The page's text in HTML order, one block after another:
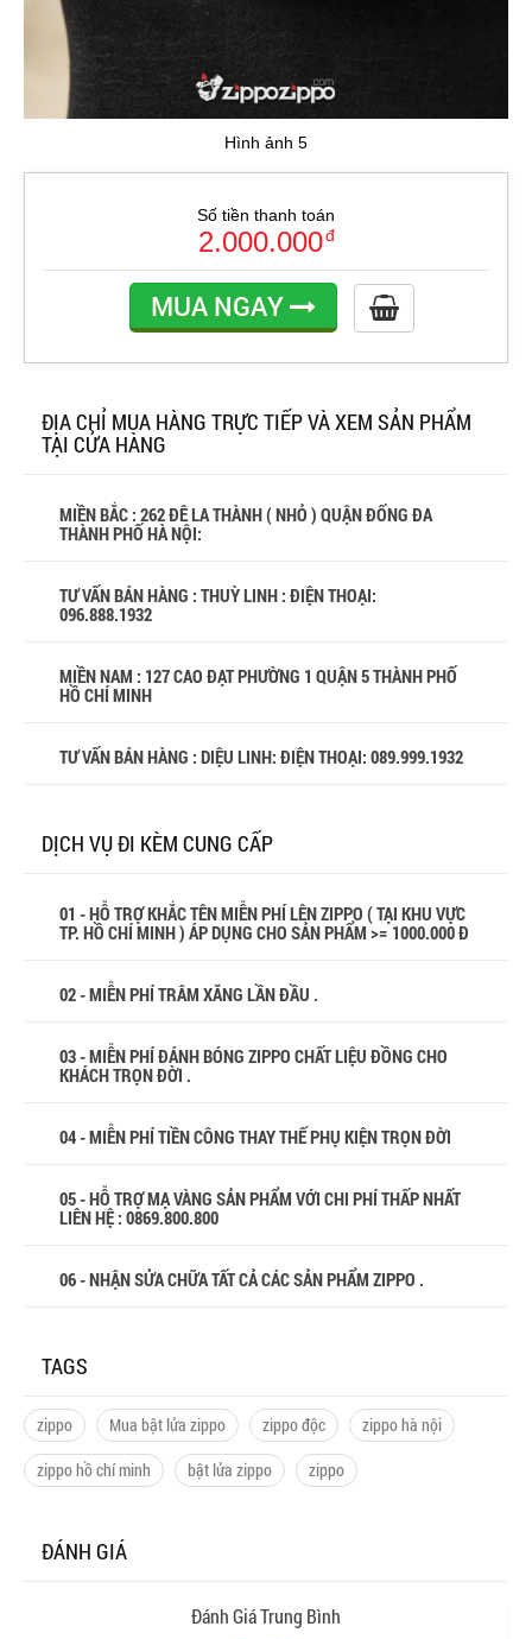
Hình ảnh 5
Số tiền thanh toán
2.000.000đ
MUA NGAY
ĐỊA CHỈ MUA HÀNG TRỰC TIẾP VÀ XEM SẢN PHẨM
TẠI CỬA HÀNG
MIỀN BẮC : 262 ĐÊ LA THÀNH ( NHỎ ) QUẬN ĐỐNG ĐA
THÀNH PHỐ HÀ NỘI:
TƯ VẤN BÁN HÀNG : THUỲ LINH : ĐIỆN THOẠI:
096.888.1932
MIỀN NAM : 127 CAO ĐẠT PHƯỜNG 1 QUẬN 5 THÀNH PHỐ
HỒ CHÍ MINH
TƯ VẤN BÁN HÀNG : DIỆU LINH: ĐIỆN THOẠI: 089.999.1932
DỊCH VỤ ĐI KÈM CUNG CẤP
01 - HỖ TRỢ KHẮC TÊN MIỄN PHÍ LÊN ZIPPO ( TẠI KHU VỰC
TP. HỒ CHÍ MINH ) ÁP DỤNG CHO SẢN PHẨM >= 1000.000 Đ
02 - MIỄN PHÍ TRÂM XĂNG LẦN ĐẦU .
03 - MIỄN PHÍ ĐÁNH BÓNG ZIPPO CHẤT LIỆU ĐỒNG CHO
KHÁCH TRỌN ĐỜI .
04 - MIỄN PHÍ TIỀN CÔNG THAY THẾ PHỤ KIỆN TRỌN ĐỜI
05 - HỖ TRỢ MẠ VÀNG SẢN PHẨM VỚI CHI PHÍ THẤP NHẤT
LIÊN HỆ : 0869.800.800
06 - NHẬN SỬA CHỮA TẤT CẢ CÁC SẢN PHẨM ZIPPO .
TAGS
zippo Mua bật lửa zippo zippo độc
zippo hà nội
zippo hồ chí minh
bật lửa zippo zippo
ĐÁNH GIÁ
Đánh Giá Trung Bình